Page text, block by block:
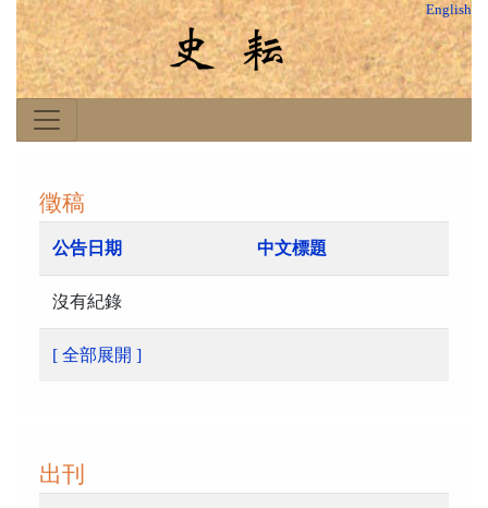
English
徵稿
公告日期 中文標題
沒有紀錄
[ 全部展開 ]
出刊